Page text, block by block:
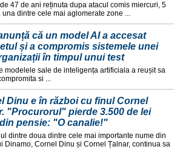
47 de ani reținuta dupa atacul comis miercuri, 5
dintre cele mai aglomerate zone ...
că un model AI a accesat
și a compromis sistemele unei
în timpul unui test
modelele sale de inteligența artificiala a reușit sa
si ...
Dinu e în război cu finul Cornel
"Procurorul" pierde 3.500 de lei
pensie: "O canalie!"
dintre doua dintre cele mai importante nume din
Dinamo, Cornel Dinu și Cornel Țalnar, continua sa